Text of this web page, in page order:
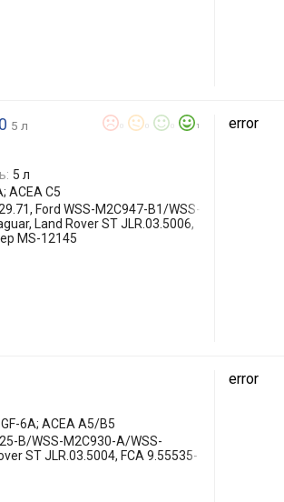
5 л 1
5 л
ACEA C5
Ford WSS-M2C947-B1/WSS-
Land Rover ST JLR.03.5006,
MS-12145
error
6A; ACEA A5/B5
B/WSS-M2C930-A/WSS-
ST JLR.03.5004, FCA 9.55535-
error